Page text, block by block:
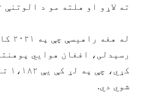
ته لاړو او هلته مو د
له
شوي دي.